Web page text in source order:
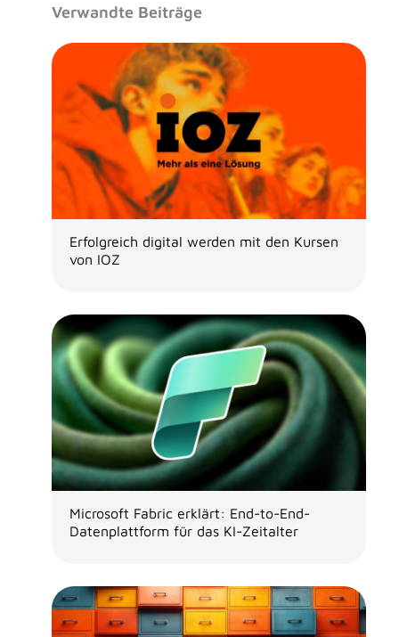
Verwandte Beiträge
Erfolgreich digital werden mit den Kursen
von IOZ
Microsoft Fabric erklärt: End-to-End-
Datenplattform für das KI-Zeitalter